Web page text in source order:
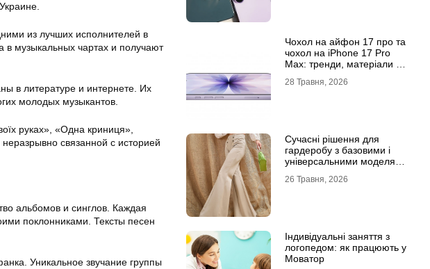
из лучших исполнителей в
музыкальных чартах и получают
в литературе и интернете. Их
молодых музыкантов.
руках», «Одна криниця»,
связанной с историей
альбомов и синглов. Каждая
поклонниками. Тексты песен
Уникальное звучание группы
Чохол на айфон 17 про та
чохол на iPhone 17 Pro
Max: тренди, матеріали та
28 Травня, 2026
Сучасні рішення для
гардеробу з базовими і
універсальними моделями
26 Травня, 2026
Індивідуальні заняття з
логопедом: як працюють у
Моватор